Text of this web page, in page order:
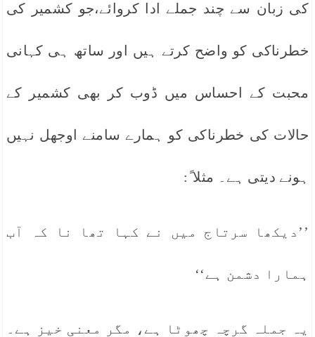
کی زبان سے چند جملے ادا کروائے،جو کشمیر کی
خطرناکی کو واضح کرتے ہیں اور ساتھ ہی کہانی
محبت کے احساس میں ڈوب کر بھی کشمیر کے
حالات کی خطرناکی کو ہمارے سامنے اوجھل نہیں
ہونے دیتی ہے۔ مثلا ً:
’’دیکھا سرتاج میں نے کہا تھا نا کہ آب
ہمارا دشمن ہے‘‘
یہ جملہ گرچہ چھوٹا ہے، مگر معنی خیز ہے۔